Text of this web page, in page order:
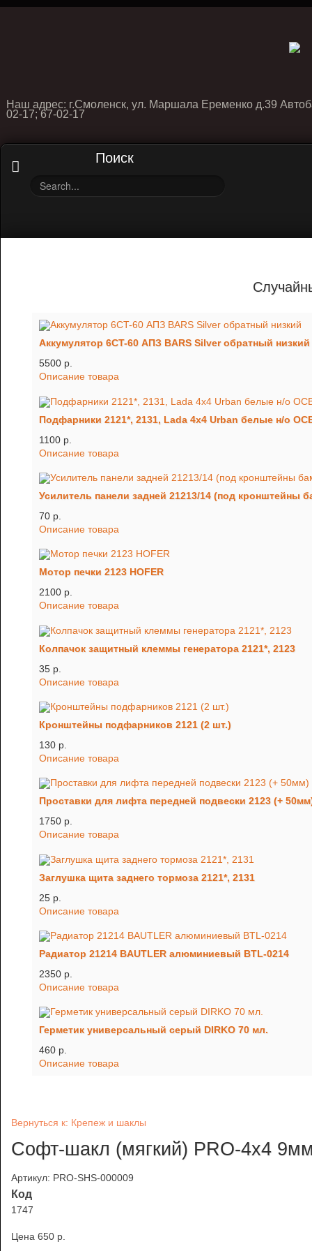
Наш адрес: г.Смоленск, ул. Маршала Еременко д.39
02-17; 67-02-17
Поиск
Аккумулятор 6CT-60 АПЗ BARS Silver обратный низкий
5500 p.
Описание товара
Подфарники 2121*, 2131, Lada 4х4 Urban белые н/о
1100 p.
Описание товара
Усилитель панели задней 21213/14 (под кронштейны
70 p.
Описание товара
Мотор печки 2123 HOFER
2100 p.
Описание товара
Колпачок защитный клеммы генератора 2121*, 2123
35 p.
Описание товара
Кронштейны подфарников 2121 (2 шт.)
130 p.
Описание товара
Проставки для лифта передней подвески 2123 (+
1750 p.
Описание товара
Заглушка щита заднего тормоза 2121*, 2131
25 p.
Описание товара
Радиатор 21214 BAUTLER алюминиевый BTL-0214
2350 p.
Описание товара
Герметик универсальный серый DIRKO 70 мл.
460 p.
Описание товара
Вернуться к: Крепеж и шаклы
Софт-шакл (мягкий) PRO-4x4
Артикул: PRO-SHS-000009
Код
1747
Цена 650 p.